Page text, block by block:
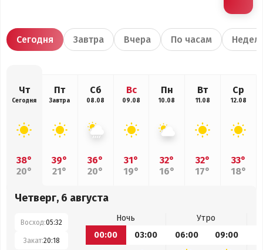
Сегодня Завтра Вчера По часам
Чт
Сегодня
38°
20°
Пт
Завтра
39°
21°
Сб
08.08
36°
20°
Вс
09.08
31°
19°
Пн
10.08
32°
16°
Вт
11.08
32°
17°
Ср
12.08
33°
18°
Четверг, 6 августа
Восход:05:32
Закат:20:18
Ночь
Утро
00:00
03:00 06:00 09:00